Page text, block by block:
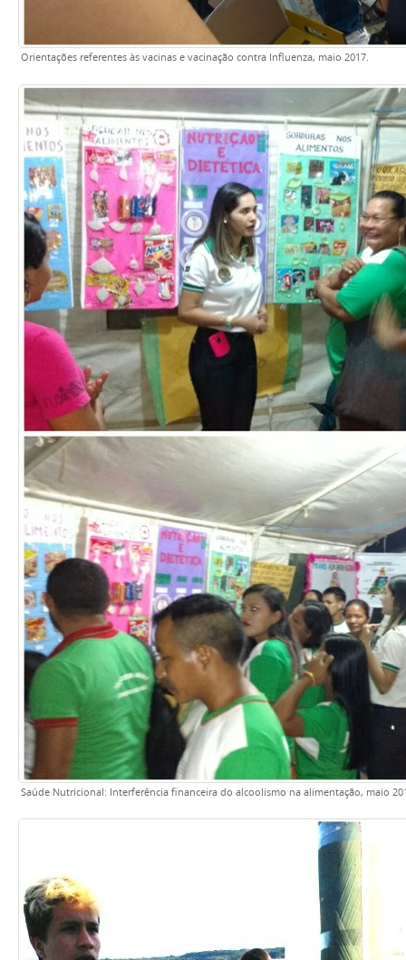
Orientações referentes às vacinas e vacinação contra Influenza, maio 2017.
Saúde Nutricional: Interferência financeira do alcoolismo na alimentação, maio